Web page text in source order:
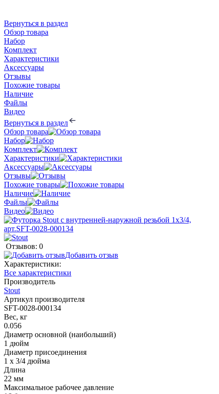
Вернуться в раздел
Обзор товара
Набор
Комплект
Характеристики
Аксессуары
Отзывы
Похожие товары
Наличие
Файлы
Видео
Вернуться в раздел
Обзор товара
Набор
Комплект
Характеристики
Аксессуары
Отзывы
Похожие товары
Наличие
Файлы
Видео
Отзывов: 0
Добавить отзыв
Характеристики:
Все характеристики
Производитель
Stout
Артикул производителя
SFT-0028-000134
Вес, кг
0.056
Диаметр основной (наибольший)
1 дюйм
Диаметр присоединения
1 x 3/4 дюйма
Длина
22 мм
Максимальное рабочее давление